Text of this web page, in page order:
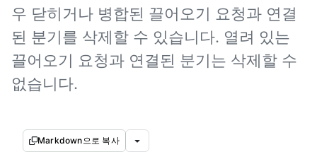
우 닫히거나 병합된 끌어오기 요청과 연결
된 분기를 삭제할 수 있습니다. 열려 있는
끌어오기 요청과 연결된 분기는 삭제할 수
없습니다.
Markdown으로 복사